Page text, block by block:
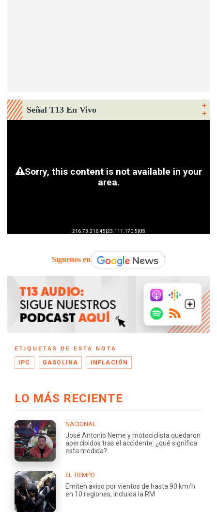
Señal T13 En Vivo
Síguenos en
ETIQUETAS DE ESTA NOTA
IPC GASOLINA INFLACIÓN
LO MÁS RECIENTE
NACIONAL
José Antonio Neme y motociclista quedaron
apercibidos tras el accidente: ¿qué significa
esta medida?
EL TIEMPO
Emiten aviso por vientos de hasta 90 km/h
en 10 regiones, incluida la RM